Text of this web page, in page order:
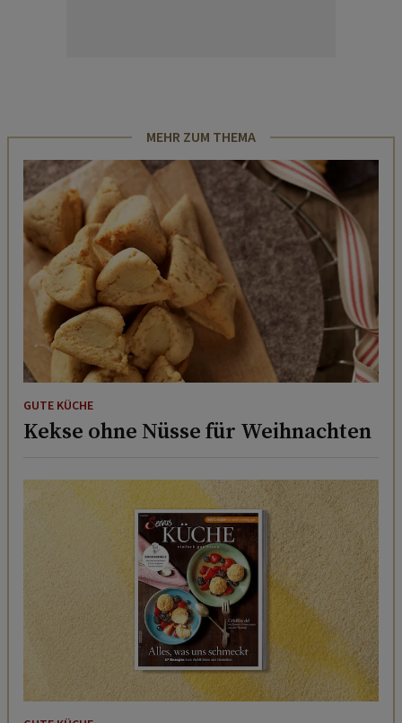
MEHR ZUM THEMA
GUTE KÜCHE
Kekse ohne Nüsse für Weihnachten